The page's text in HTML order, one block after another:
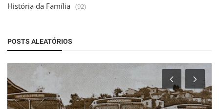
História da Família (92)
POSTS ALEATÓRIOS